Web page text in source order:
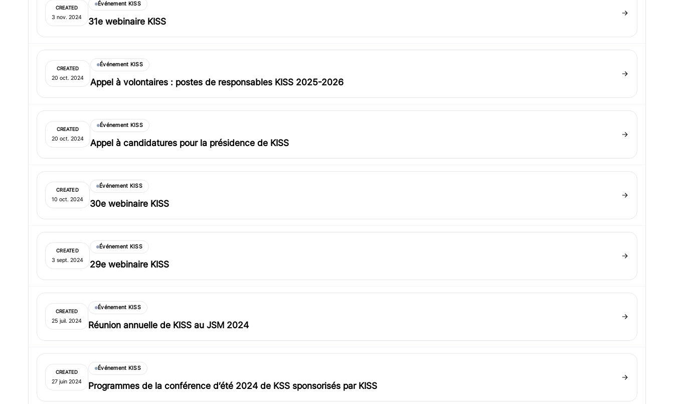
CREATED
3 nov. 2024
Événement KISS
31e webinaire KISS
CREATED
20 oct. 2024
Événement KISS
Appel à volontaires : postes de responsables KISS 2025-2026
CREATED
20 oct. 2024
Événement KISS
Appel à candidatures pour la présidence de KISS
CREATED
10 oct. 2024
Événement KISS
30e webinaire KISS
CREATED
3 sept. 2024
Événement KISS
29e webinaire KISS
CREATED
25 juil. 2024
Événement KISS
Réunion annuelle de KISS au JSM 2024
CREATED
27 juin 2024
Événement KISS
Programmes de la conférence d’été 2024 de KSS sponsorisés par KISS